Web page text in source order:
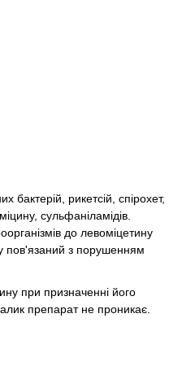
бактерій, рикетсій, спірохет,
сульфаніламідів.
до левоміцетину
пов'язаний з порушенням
при призначенні його
препарат не проникає.